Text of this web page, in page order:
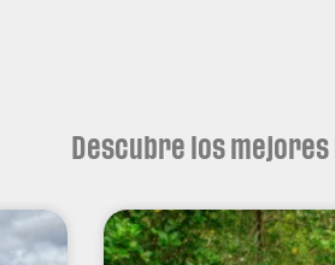
Descubre los